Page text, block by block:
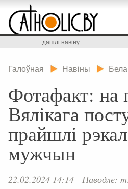
дашлі навіну
Галоўная Навіны
Фотафакт: на
Вялікага
прайшлі
мужчын
22.02.2024 14:14 Паводле: